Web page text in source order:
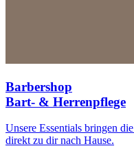
Barbershop
Bart- & Herrenpflege
Unsere Essentials bringen die
direkt zu dir nach Hause.